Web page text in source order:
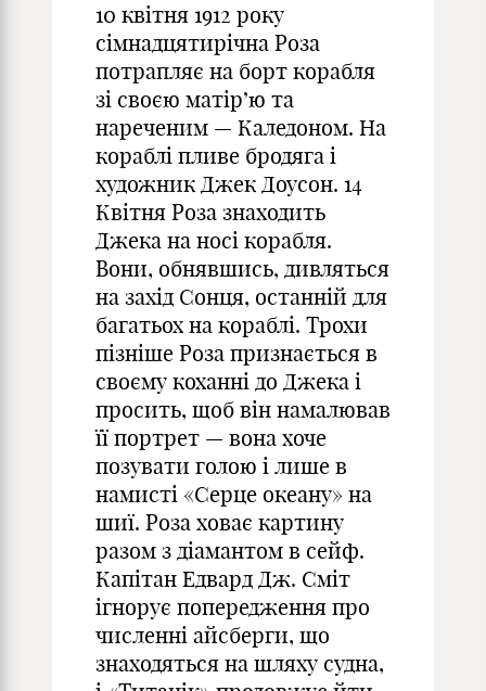
10 квітня 1912 року
сімнадцятирічна Роза
потрапляє на борт корабля
зі своєю матір’ю та
нареченим — Каледоном. На
кораблі пливе бродяга і
художник Джек Доусон. 14
Квітня Роза знаходить
Джека на носі корабля.
Вони, обнявшись, дивляться
на захід Сонця, останній для
багатьох на кораблі. Трохи
пізніше Роза признається в
своєму коханні до Джека і
просить, щоб він намалював
її портрет — вона хоче
позувати голою і лише в
намисті «Серце океану» на
шиї. Роза ховає картину
разом з діамантом в сейф.
Капітан Едвард Дж. Сміт
ігнорує попередження про
численні айсберги, що
знаходяться на шляху судна,